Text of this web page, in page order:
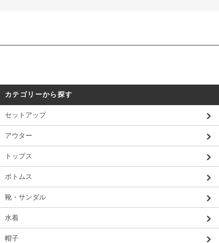
カテゴリーから探す
セットアップ
アウター
トップス
ボトムス
靴・サンダル
水着
帽子